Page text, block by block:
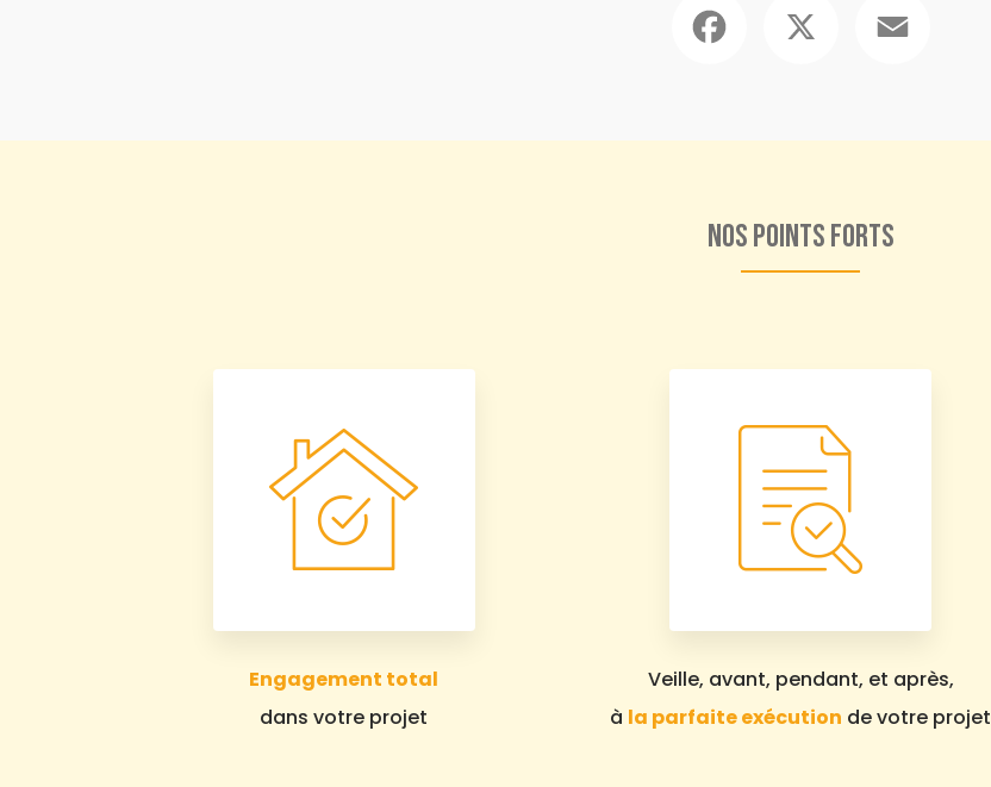
Nos points forts
Engagement total
dans votre projet
Veille, avant, pendant, et après,
à la parfaite exécution de votre projet